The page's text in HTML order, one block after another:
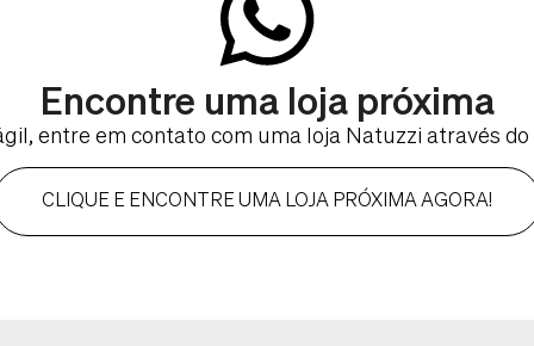
Encontre uma loja próxima
entre em contato com uma loja Natuzzi através do
CLIQUE E ENCONTRE UMA LOJA PRÓXIMA AGORA!